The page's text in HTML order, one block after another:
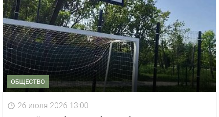
ОБЩЕСТВО
26 июля 2026 13:00